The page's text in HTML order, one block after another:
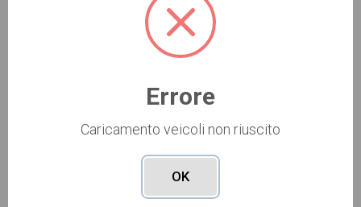
NUOVO Cod. 001N364688
Errore
Caricamento veicoli non riuscito
OK